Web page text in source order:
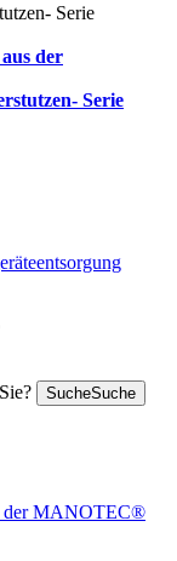
Serie
der
Serie
SucheSuche
der MANOTEC®